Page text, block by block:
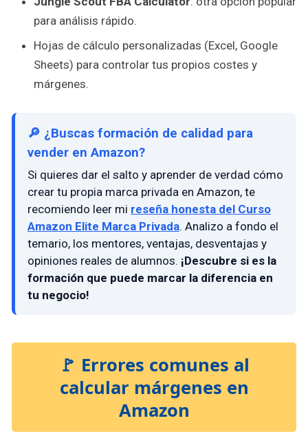
para análisis rápido.
Hojas de cálculo personalizadas (Excel, Google
Sheets) para controlar tus propios costes y
márgenes.
🔎 ¿Buscas formación de calidad para
vender en Amazon?
Si quieres dar el salto y aprender de verdad cómo
crear tu propia marca privada en Amazon, te
recomiendo leer mi reseña honesta del Curso
Amazon Elite Marca Privada. Analizo a fondo el
temario, los mentores, ventajas, desventajas y
opiniones reales de alumnos. ¡Descubre si es la
formación que puede marcar la diferencia en
tu negocio!
🚩 Errores comunes al
calcular márgenes en
Amazon